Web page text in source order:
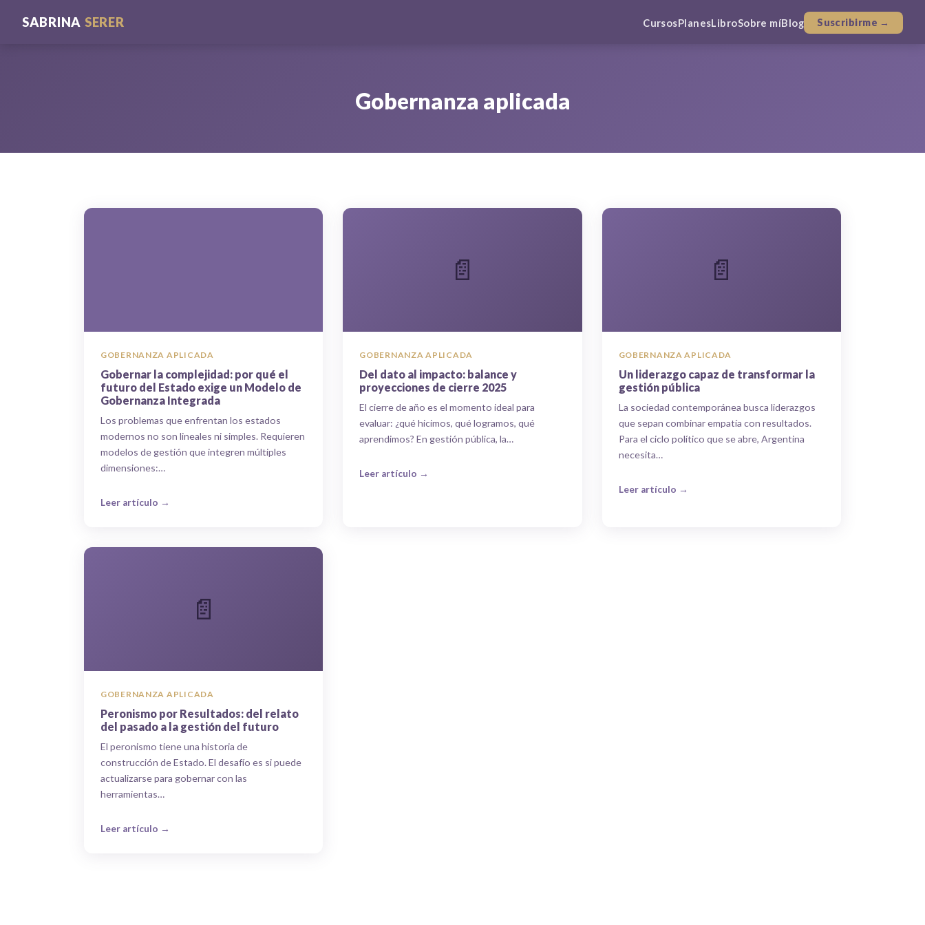
SABRINA SERER CursosPlanesLibroSobre míBlog Suscribirme →
Gobernanza aplicada
GOBERNANZA APLICADA
Gobernar la complejidad: por qué el
futuro del Estado exige un Modelo de
Gobernanza Integrada
Los problemas que enfrentan los estados
modernos no son lineales ni simples. Requieren
modelos de gestión que integren múltiples
dimensiones:…
Leer artículo →
📄
GOBERNANZA APLICADA
Del dato al impacto: balance y
proyecciones de cierre 2025
El cierre de año es el momento ideal para
evaluar: ¿qué hicimos, qué logramos, qué
aprendimos? En gestión pública, la…
Leer artículo →
📄
GOBERNANZA APLICADA
Un liderazgo capaz de transformar la
gestión pública
La sociedad contemporánea busca liderazgos
que sepan combinar empatía con resultados.
Para el ciclo político que se abre, Argentina
necesita…
Leer artículo →
📄
GOBERNANZA APLICADA
Peronismo por Resultados: del relato
del pasado a la gestión del futuro
El peronismo tiene una historia de
construcción de Estado. El desafío es si puede
actualizarse para gobernar con las
herramientas…
Leer artículo →